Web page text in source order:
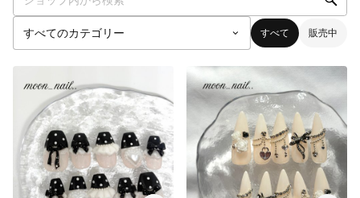
すべて 販売中